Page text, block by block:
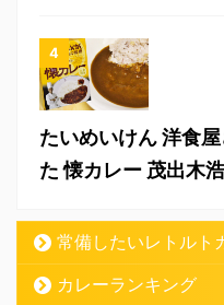
たいめいけん 洋食
た 懐カレー 茂出木
常備したいレトルト
カレーランキング